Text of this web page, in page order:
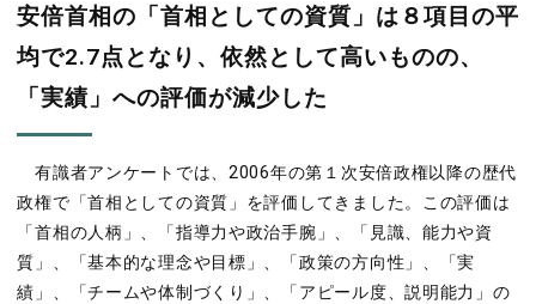
安倍首相の「首相としての資質」は８項目の平
均で2.7点となり、依然として高いものの、
「実績」への評価が減少した
有識者アンケートでは、2006年の第１次安倍政権以降の歴代
政権で「首相としての資質」を評価してきました。この評価は
「首相の人柄」、「指導力や政治手腕」、「見識、能力や資
質」、「基本的な理念や目標」、「政策の方向性」、「実
績」、「チームや体制づくり」、「アピール度、説明能力」の